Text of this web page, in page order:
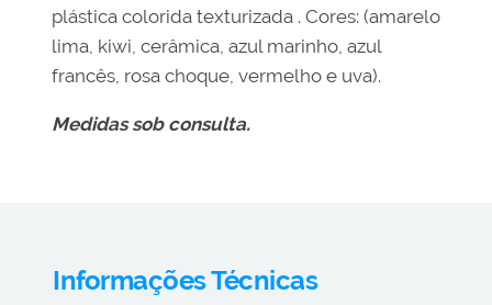
plástica colorida texturizada . Cores: (amarelo
lima, kiwi, cerâmica, azul marinho, azul
francês, rosa choque, vermelho e uva).
Medidas sob consulta.
Informações Técnicas